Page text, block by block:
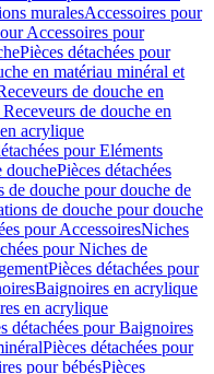
muralesAccessoires pour
Accessoires pour
Pièces détachées pour
en matériau minéral et
de douche en
de douche en
acrylique
pour Eléments
douchePièces détachées
de douche pour douche de
de douche pour douche
pour AccessoiresNiches
pour Niches de
Pièces détachées pour
Baignoires en acrylique
en acrylique
détachées pour Baignoires
Pièces détachées pour
pour bébésPièces